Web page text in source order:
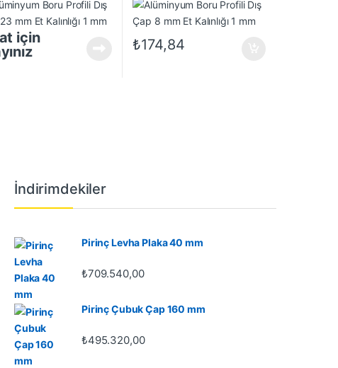
için
₺174,84
İndirimdekiler
Pirinç Levha Plaka 40 mm
₺709.540,00
Pirinç Çubuk Çap 160 mm
₺495.320,00